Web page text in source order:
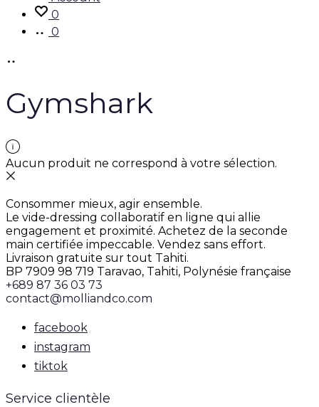
0
0
Gymshark
Aucun produit ne correspond à votre sélection.
Consommer mieux, agir ensemble.
Le vide-dressing collaboratif en ligne qui allie
engagement et proximité. Achetez de la seconde
main certifiée impeccable. Vendez sans effort.
Livraison gratuite sur tout Tahiti.
BP 7909 98 719 Taravao, Tahiti, Polynésie française
+689 87 36 03 73
contact@molliandco.com
facebook
instagram
tiktok
Service clientèle